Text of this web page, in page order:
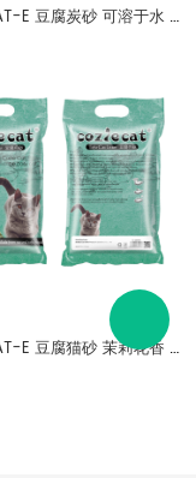
COZIE CAT-E 豆腐炭砂 可溶于水 2mm
COZIE CAT-E 豆腐猫砂 茉莉花香 可溶于水 2mm